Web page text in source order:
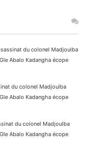
du colonel Madjoulba
Abalo Kadangha écope
du colonel Madjoulba
Abalo Kadangha écope
du colonel Madjoulba
Abalo Kadangha écope